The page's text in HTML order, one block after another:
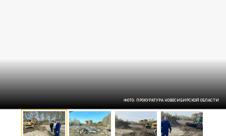
ФОТО: ПРОКУРАТУРА НОВОСИБИРСКОЙ ОБЛАСТИ